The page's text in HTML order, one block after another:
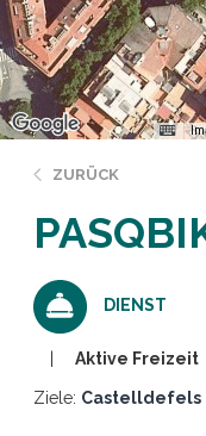
ZURÜCK
DIENST
Aktive Freizeit
Ziele: Castelldefels